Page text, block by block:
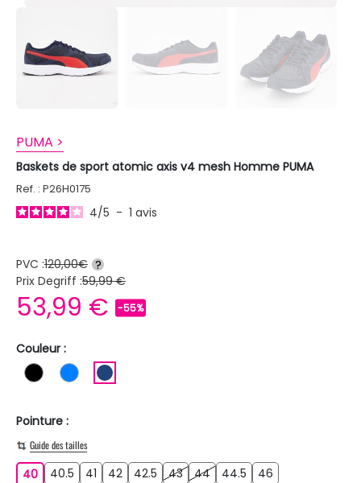
PUMA >
Baskets de sport atomic axis v4 mesh Homme PUMA
Ref. : P26H0175
4/5 - 1 avis
PVC :120,00€ ?
Prix Degriff :59,99 €
53,99 € -55%
Couleur :
NOIR BLEU
Pointure :
Guide des tailles
404040.5 40.5
41 424242.5 42.5
4343444444.5 44.5
46